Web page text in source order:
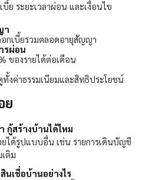
ย ระยะเวลาผ่อน และเงื่อนไข
า
กเบี้ยรวมตลอดอายุสัญญา
รผ่อน
ของรายได้ต่อเดือน
งค่าธรรมเนียมและสิทธิประโยชน์
ย
กู้สร้างบ้านได้ไหม
ยได้รูปแบบอื่น เช่น รายการเดินบัญชี
ติม
นเชื่อบ้านอย่างไร